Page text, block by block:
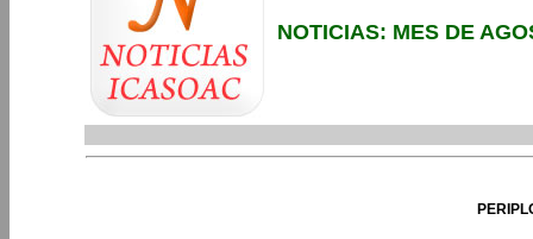
NOTICIAS: MES DE